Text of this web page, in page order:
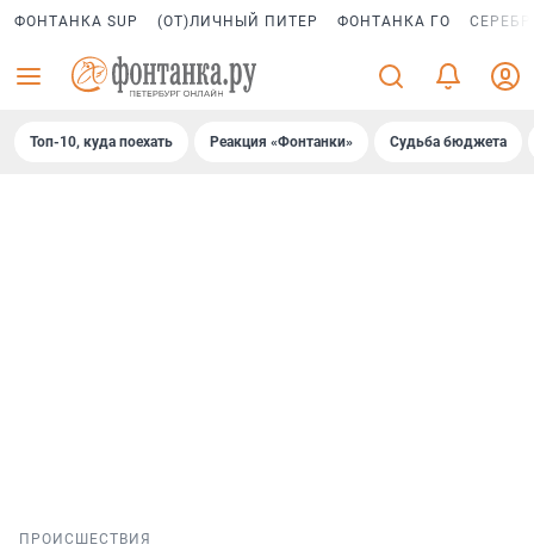
ФОНТАНКА SUP (ОТ)ЛИЧНЫЙ ПИТЕР ФОНТАНКА ГО
Топ-10, куда поехать Реакция «Фонтанки» Судьба бюджета
ПРОИСШЕСТВИЯ